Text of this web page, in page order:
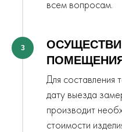
всем вопросам.
3
Для составления
дату выезда
производит
стоимости